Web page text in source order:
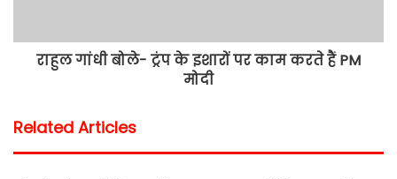
राहुल गांधी बोले- ट्रंप के इशारों पर काम करते हैं PM
मोदी
Related Articles